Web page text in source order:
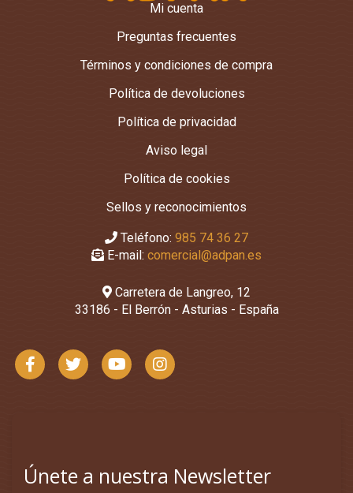
Mi cuenta
Preguntas frecuentes
Términos y condiciones de compra
Política de devoluciones
Política de privacidad
Aviso legal
Política de cookies
Sellos y reconocimientos
Teléfono: 985 74 36 27
E-mail: comercial@adpan.es
Carretera de Langreo, 12
33186 - El Berrón - Asturias - España